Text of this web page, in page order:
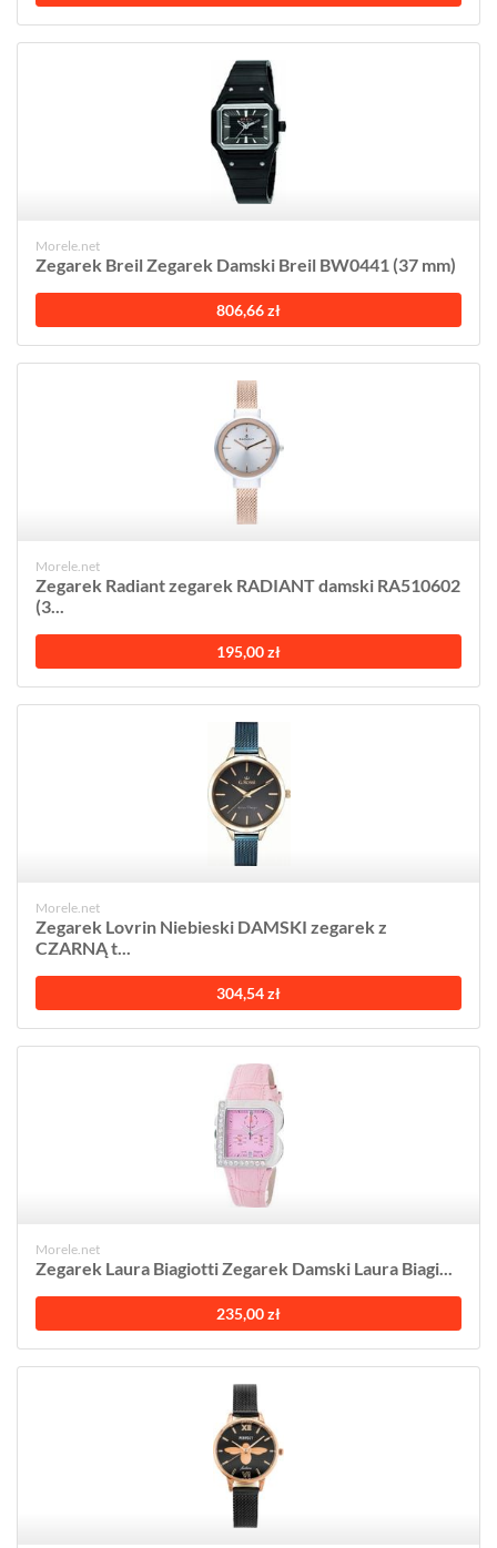
Morele.net
Zegarek Breil Zegarek Damski Breil BW0441 (37 mm)
806,66 zł
Morele.net
Zegarek Radiant zegarek RADIANT damski RA510602
(3...
195,00 zł
Morele.net
Zegarek Lovrin Niebieski DAMSKI zegarek z
CZARNĄ t...
304,54 zł
Morele.net
Zegarek Laura Biagiotti Zegarek Damski Laura Biagi...
235,00 zł